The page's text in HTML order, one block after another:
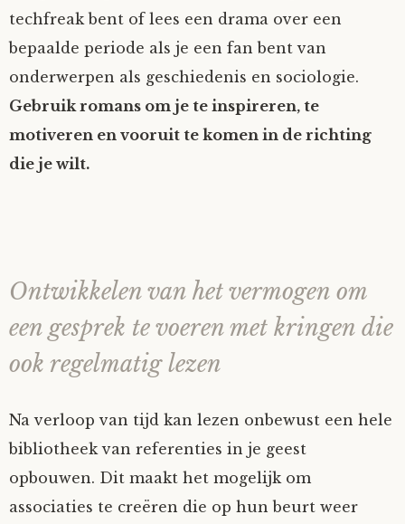
techfreak bent of lees een drama over een
bepaalde periode als je een fan bent van
onderwerpen als geschiedenis en sociologie.
Gebruik romans om je te inspireren, te
motiveren en vooruit te komen in de richting
die je wilt.
Ontwikkelen van het vermogen om
een gesprek te voeren met kringen die
ook regelmatig lezen
Na verloop van tijd kan lezen onbewust een hele
bibliotheek van referenties in je geest
opbouwen. Dit maakt het mogelijk om
associaties te creëren die op hun beurt weer